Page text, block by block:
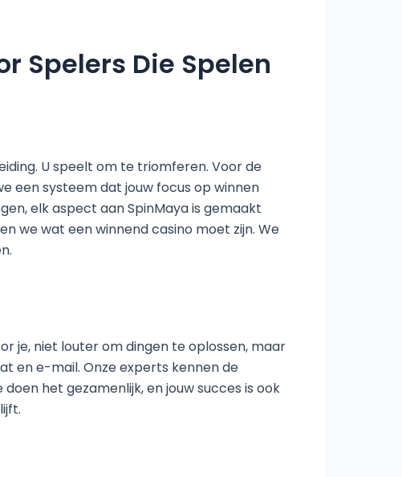
Spelers Die Spelen
U speelt om te triomferen. Voor de
een systeem dat jouw focus op winnen
elk aspect aan SpinMaya is gemaakt
we wat een winnend casino moet zijn. We
je, niet louter om dingen te oplossen, maar
en e-mail. Onze experts kennen de
het gezamenlijk, en jouw succes is ook